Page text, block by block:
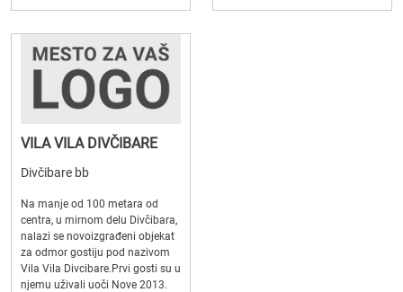
VILA VILA DIVČIBARE
Divčibare bb
Na manje od 100 metara od
centra, u mirnom delu Divčibara,
nalazi se novoizgrađeni objekat
za odmor gostiju pod nazivom
Vila Vila Divcibare.Prvi gosti su u
njemu uživali uoči Nove 2013.